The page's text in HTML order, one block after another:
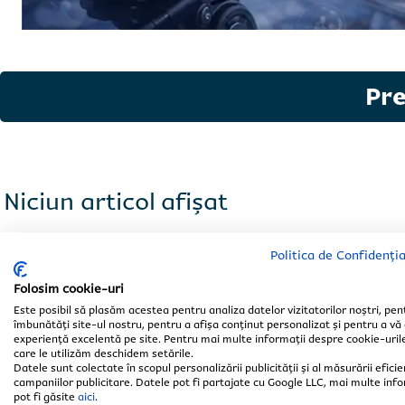
Politica de
Folosim cookie-uri
Este posibil să plasăm acestea pentru analiza datelor vizitatorilor noștri,
îmbunătăți site-ul nostru, pentru a afișa conținut personalizat și pentru a vă
experiență excelentă pe site. Pentru mai multe informații despre cookie-
care le utilizăm deschidem setările.
Datele sunt colectate în scopul personalizării publicității și al măsurării
campaniilor publicitare. Datele pot fi partajate cu Google LLC, mai multe
pot fi găsite aici.
Selectează
Selectează
Niciun articol afișat